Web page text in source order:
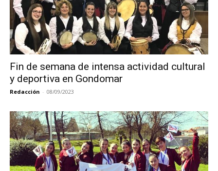
Fin de semana de intensa actividad cultural
y deportiva en Gondomar
Redacción - 08/09/2023